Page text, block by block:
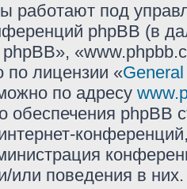
под
phpBB (в
по лицензии «
по адресу
обеспечения phpBB
или поведения в